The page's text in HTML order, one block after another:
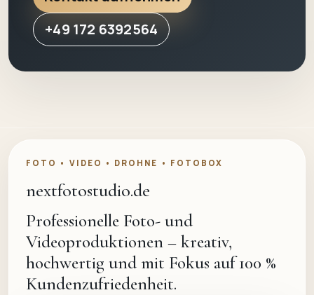
+49 172 6392564
FOTO • VIDEO • DROHNE • FOTOBOX
nextfotostudio.de
Professionelle Foto- und
Videoproduktionen – kreativ,
hochwertig und mit Fokus auf 100 %
Kundenzufriedenheit.